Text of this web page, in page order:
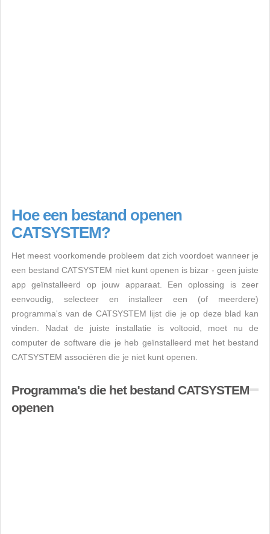
Hoe een bestand openen
CATSYSTEM?
Het meest voorkomende probleem dat zich voordoet wanneer je
een bestand CATSYSTEM niet kunt openen is bizar - geen juiste
app geïnstalleerd op jouw apparaat. Een oplossing is zeer
eenvoudig, selecteer en installeer een (of meerdere)
programma's van de CATSYSTEM lijst die je op deze blad kan
vinden. Nadat de juiste installatie is voltooid, moet nu de
computer de software die je heb geïnstalleerd met het bestand
CATSYSTEM associëren die je niet kunt openen.
Programma's die het bestand CATSYSTEM
openen